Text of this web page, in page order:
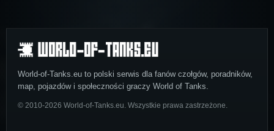
World-of-Tanks.eu to polski serwis dla fanów czołgów, poradników,
map, pojazdów i społeczności graczy World of Tanks.
© 2010-2026 World-of-Tanks.eu. Wszystkie prawa zastrzeżone.